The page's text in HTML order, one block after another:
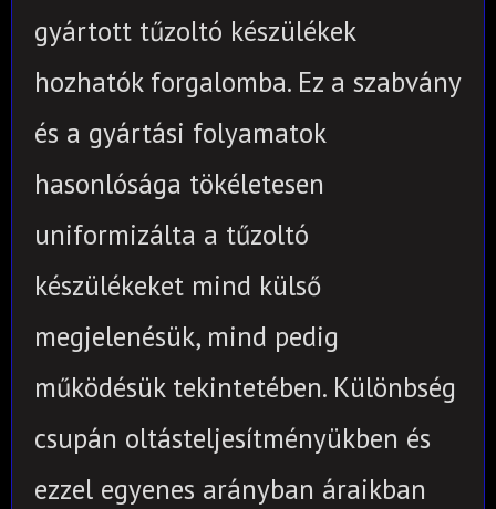
gyártott tűzoltó készülékek
hozhatók forgalomba.Ez a szabvány
és a gyártási folyamatok
hasonlósága tökéletesen
uniformizálta a tűzoltó
készülékeket mind külső
megjelenésük, mind pedig
működésük tekintetében. Különbség
csupán oltásteljesítményükben és
ezzel egyenes arányban áraikban